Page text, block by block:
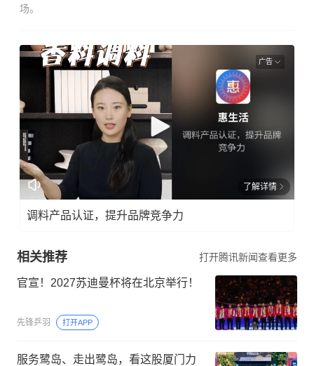
场。
广告
了解详情
调料产品认证，提升品牌竞争力
相关推荐 打开腾讯新闻查看更多
官宣！2027苏迪曼杯将在北京举行！
先锋乒羽 打开APP
服务鹭岛、走出鹭岛，看这股厦门力